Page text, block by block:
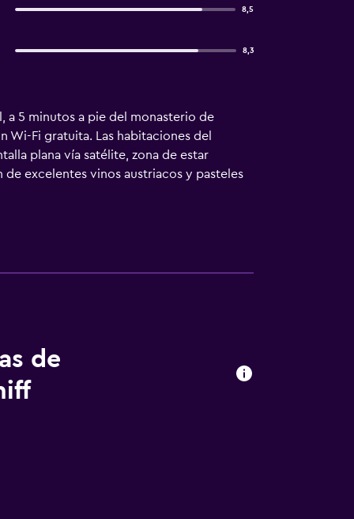
8,5
8,3
a 5 minutos a pie del monasterio de
Wi-Fi gratuita. Las habitaciones del
plana vía satélite, zona de estar
excelentes vinos austriacos y pasteles
de senderismo de Donausteig están
una piscina pública al aire libre a 800
de